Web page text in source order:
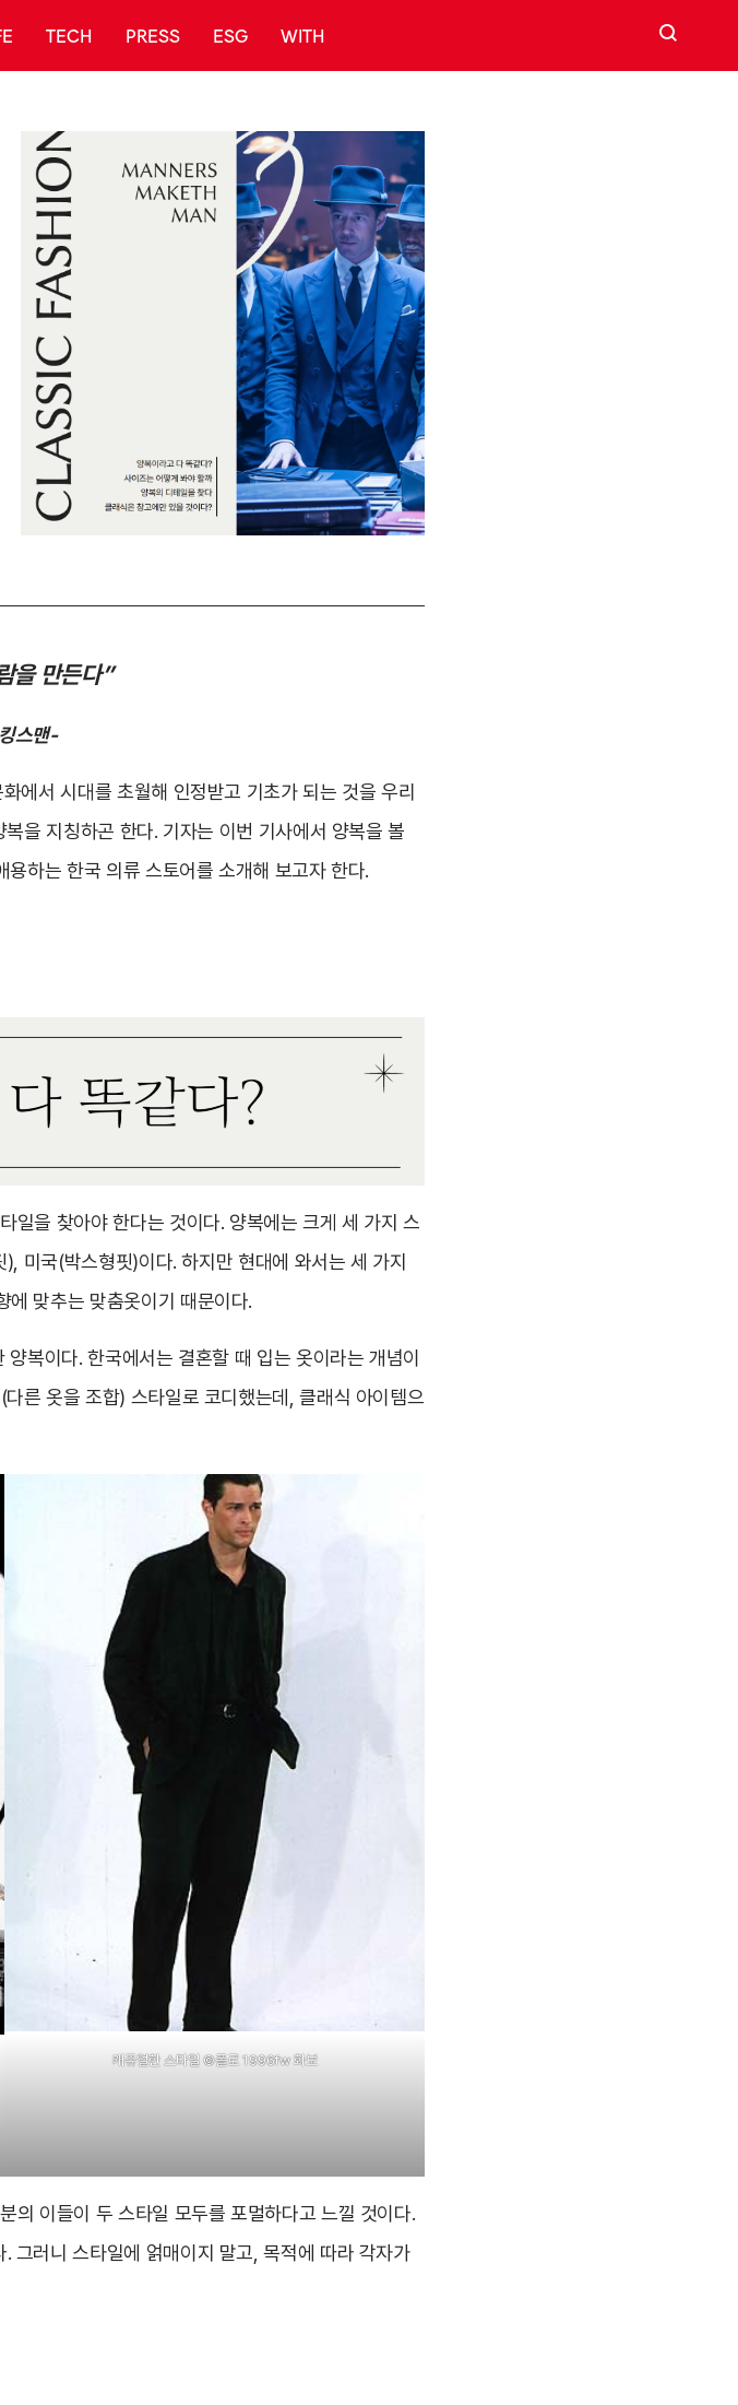
TECH PRESS ESG WITH 검색
을 만든다”
스맨-
에서 시대를 초월해 인정받고 기초가 되는 것을 우리
을 지칭하곤 한다. 기자는 이번 기사에서 양복을 볼
하는 한국 의류 스토어를 소개해 보고자 한다.
일을 찾아야 한다는 것이다. 양복에는 크게 세 가지 스
미국(박스형핏)이다. 하지만 현대에 와서는 세 가지
에 맞추는 맞춤옷이기 때문이다.
복이다. 한국에서는 결혼할 때 입는 옷이라는 개념이
른 옷을 조합) 스타일로 코디했는데, 클래식 아이템으
캐쥬얼한 스타일 ©폴로 1996fw 화보
의 이들이 두 스타일 모두를 포멀하다고 느낄 것이다.
그러니 스타일에 얽매이지 말고, 목적에 따라 각자가